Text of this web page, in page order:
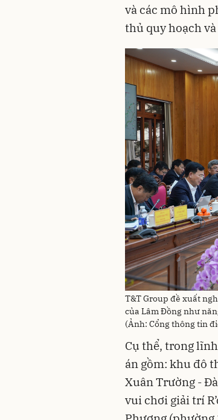
và các mô hình
thủ quy hoạch
T&T Group đề xuất
của Lâm Đồng như
(Ảnh: Cổng thông tin
Cụ thể, trong
án gồm: khu đô
Xuân Trường -
vui chơi giải trí